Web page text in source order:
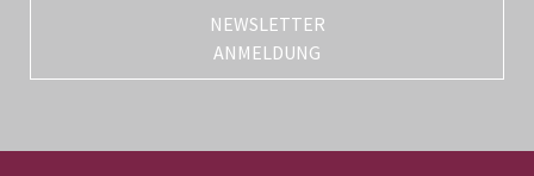
NEWSLETTER
ANMELDUNG